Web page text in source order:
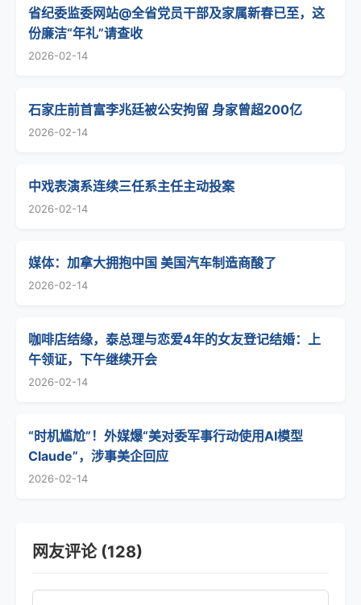
省纪委监委网站@全省党员干部及家属新春已至，这
份廉洁“年礼”请查收
2026-02-14
石家庄前首富李兆廷被公安拘留 身家曾超200亿
2026-02-14
中戏表演系连续三任系主任主动投案
2026-02-14
媒体：加拿大拥抱中国 美国汽车制造商酸了
2026-02-14
咖啡店结缘，泰总理与恋爱4年的女友登记结婚：上
午领证，下午继续开会
2026-02-14
“时机尴尬”！外媒爆“美对委军事行动使用AI模型
Claude”，涉事美企回应
2026-02-14
网友评论 (128)